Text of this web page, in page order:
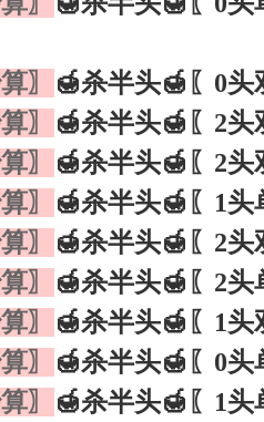
〗
🍯杀半头🍯〖0
〗
🍯杀半头🍯〖2
〗
🍯杀半头🍯〖2
〗
🍯杀半头🍯〖1
〗
🍯杀半头🍯〖2
〗
🍯杀半头🍯〖2
〗
🍯杀半头🍯〖1
〗
🍯杀半头🍯〖0
〗
🍯杀半头🍯〖1